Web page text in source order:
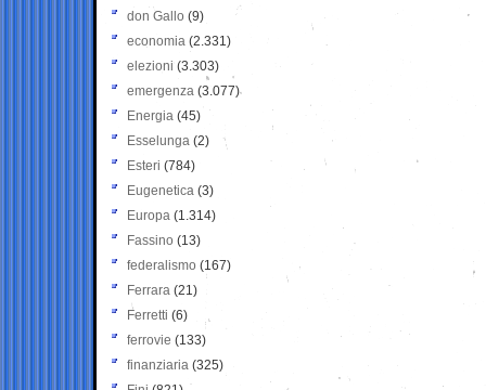
don Gallo (9)
economia (2.331)
elezioni (3.303)
emergenza (3.077)
Energia (45)
Esselunga (2)
Esteri (784)
Eugenetica (3)
Europa (1.314)
Fassino (13)
federalismo (167)
Ferrara (21)
Ferretti (6)
ferrovie (133)
finanziaria (325)